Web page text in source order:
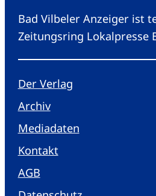
Bad Vilbeler Anzeiger ist
Zeitungsring Lokalpresse
Der Verlag
Archiv
Mediadaten
Kontakt
AGB